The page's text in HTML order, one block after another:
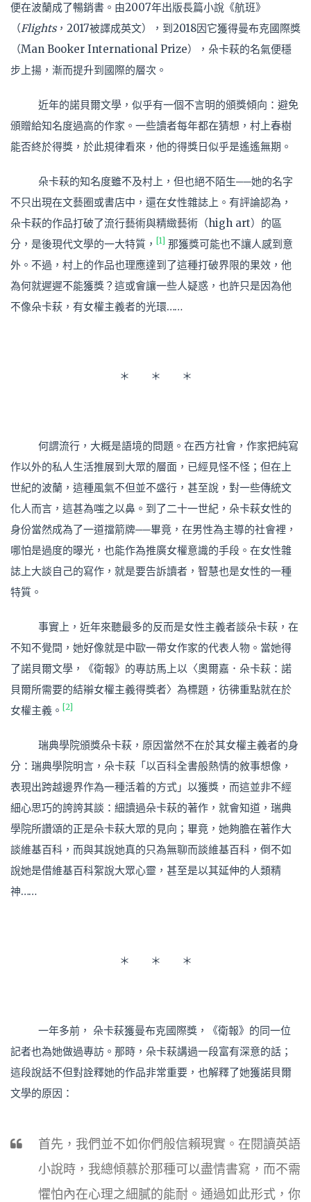
便在波蘭成了暢銷書。由2007年出版長篇小說《航班》
（Flights，2017被譯成英文），到2018因它獲得曼布克國際獎
（Man Booker International Prize），朵卡萩的名氣便穩
步上揚，漸而提升到國際的層次。
近年的諾貝爾文學，似乎有一個不言明的頒獎傾向：避免
頒贈給知名度過高的作家。一些讀者每年都在猜想，村上春樹
能否終於得獎，於此規律看來，他的得獎日似乎是遙遙無期。
朵卡萩的知名度雖不及村上，但也絕不陌生──她的名字
不只出現在文藝圈或書店中，還在女性雜誌上。有評論認為，
朵卡萩的作品打破了流行藝術與精緻藝術（high art）的區
分，是後現代文學的一大特質，
[1] 那獲獎可能也不讓人感到意
外。不過，村上的作品也理應達到了這種打破界限的果效，他
為何就遲遲不能獲獎？這或會讓一些人疑惑，也許只是因為他
不像朵卡萩，有女權主義者的光環……
＊ ＊ ＊
何謂流行，大概是語境的問題。在西方社會，作家把純寫
作以外的私人生活推展到大眾的層面，已經見怪不怪；但在上
世紀的波蘭，這種風氣不但並不盛行，甚至說，對一些傳統文
化人而言，這甚為嗤之以鼻。到了二十一世紀，朵卡萩女性的
身份當然成為了一道擋箭牌──畢竟，在男性為主導的社會裡，
哪怕是過度的曝光，也能作為推廣女權意識的手段。在女性雜
誌上大談自己的寫作，就是要告訴讀者，智慧也是女性的一種
特質。
事實上，近年來聽最多的反而是女性主義者談朵卡萩，在
不知不覺間，她好像就是中歐一帶女作家的代表人物。當她得
了諾貝爾文學，《衛報》的專訪馬上以〈奧爾嘉．朵卡萩：諾
貝爾所需要的結辮女權主義得獎者〉為標題，彷彿重點就在於
女權主義。
[2]
瑞典學院頒獎朵卡萩，原因當然不在於其女權主義者的身
分：瑞典學院明言，朵卡萩「以百科全書般熱情的敘事想像，
表現出跨越邊界作為一種活着的方式」以獲獎，而這並非不經
細心思巧的誇誇其談：細讀過朵卡萩的著作，就會知道，瑞典
學院所讚頌的正是朵卡萩大眾的見向；畢竟，她夠膽在著作大
談維基百科，而與其說她真的只為無聊而談維基百科，倒不如
說她是借維基百科絮說大眾心靈，甚至是以其延伸的人類精
神……
＊ ＊ ＊
一年多前， 朵卡萩獲曼布克國際獎，《衛報》的同一位
記者也為她做過專訪。那時，朵卡萩講過一段富有深意的話；
這段說話不但對詮釋她的作品非常重要，也解釋了她獲諾貝爾
文學的原因：
首先，我們並不如你們般信賴現實。在閱讀英語
小說時，我總傾慕於那種可以盡情書寫，而不需
懼怕內在心理之細膩的能耐。通過如此形式，你